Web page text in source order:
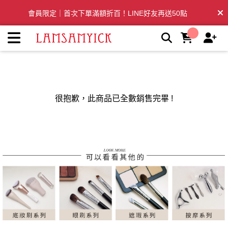
妝刷具
會員限定｜首次下單滿額折百！LINE好友再送50點
全台滿千免運🛒訂單付款後3~5日內出貨
很抱歉，此商品已全數銷售完畢 !